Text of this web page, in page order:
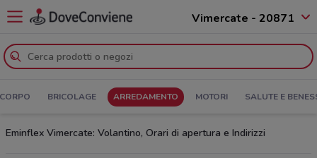
Vimercate - 20871
BRICOLAGE ARREDAMENTO MOTORI SALUTE E
Eminflex Vimercate: Volantino, Orari di apertura e Indirizzi